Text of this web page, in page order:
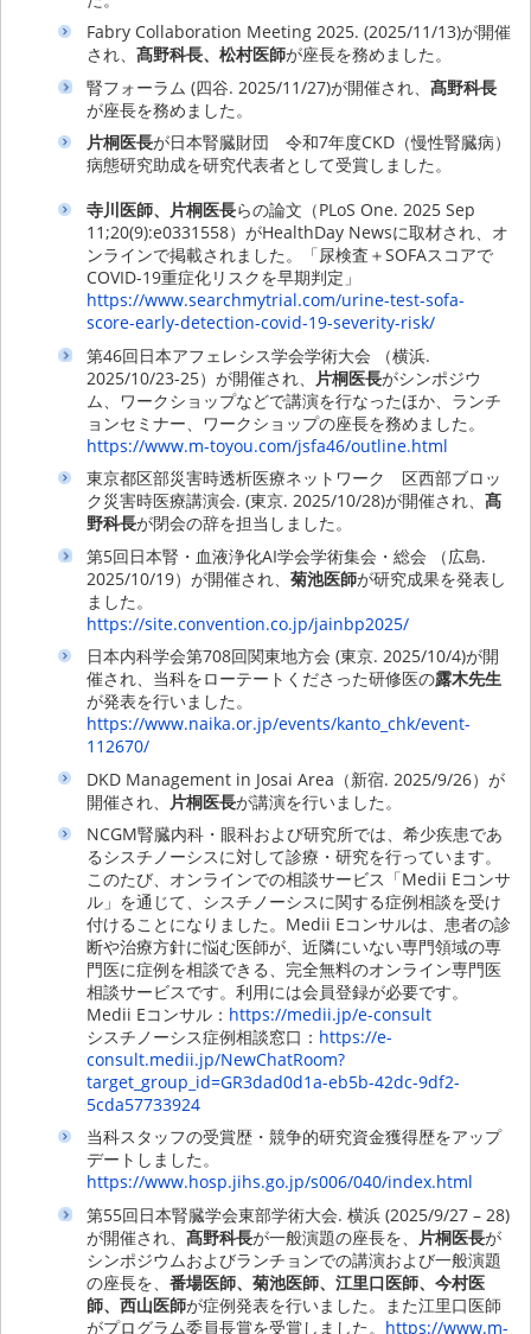
Fabry Collaboration Meeting 2025. (2025/11/13)が開催
され、髙野科長、松村医師が座長を務めました。
腎フォーラム (四谷. 2025/11/27)が開催され、髙野科長
が座長を務めました。
片桐医長が日本腎臓財団 令和7年度CKD（慢性腎臓病）
病態研究助成を研究代表者として受賞しました。
寺川医師、片桐医長らの論文（PLoS One. 2025 Sep
11;20(9):e0331558）がHealthDay Newsに取材され、オ
ンラインで掲載されました。「尿検査＋SOFAスコアで
COVID-19重症化リスクを早期判定」
https://www.searchmytrial.com/urine-test-sofa-
score-early-detection-covid-19-severity-risk/
第46回日本アフェレシス学会学術大会 （横浜.
2025/10/23-25）が開催され、 片桐医長がシンポジウ
ム、ワークショップなどで講演を行なったほか、ランチ
ョンセミナー、ワークショップの座長を務めました。
https://www.m-toyou.com/jsfa46/outline.html
東京都区部災害時透析医療ネットワーク 区西部ブロッ
ク災害時医療講演会. (東京. 2025/10/28)が開催され、髙
野科長が閉会の辞を担当しました。
第5回日本腎・血液浄化AI学会学術集会・総会 （広島.
2025/10/19）が開催され、菊池医師が研究成果を発表し
ました。
https://site.convention.co.jp/jainbp2025/
日本内科学会第708回関東地方会 (東京. 2025/10/4)が開
催され、当科をローテートくださった研修医の露木先生
が発表を行いました。
https://www.naika.or.jp/events/kanto_chk/event-
112670/
DKD Management in Josai Area（新宿. 2025/9/26）が
開催され、 片桐医長が講演を行いました。
NCGM腎臓内科・眼科および研究所では、希少疾患であ
るシスチノーシスに対して診療・研究を行っています。
このたび、オンラインでの相談サービス「Medii Eコンサ
ル」を通じて、シスチノーシスに関する症例相談を受け
付けることになりました。Medii Eコンサルは、患者の診
断や治療方針に悩む医師が、近隣にいない専門領域の専
門医に症例を相談できる、完全無料のオンライン専門医
相談サービスです。利用には会員登録が必要です。
Medii Eコンサル： https://medii.jp/e-consult
シスチノーシス症例相談窓口： https://e-
consult.medii.jp/NewChatRoom?
target_group_id=GR3dad0d1a-eb5b-42dc-9df2-
5cda57733924
当科スタッフの受賞歴・競争的研究資金獲得歴をアップ
デートしました。
https://www.hosp.jihs.go.jp/s006/040/index.html
第55回日本腎臓学会東部学術大会. 横浜 (2025/9/27 – 28)
が開催され、髙野科長が一般演題の座長を、 片桐医長が
シンポジウムおよびランチョンでの講演および一般演題
の座長を、番場医師、菊池医師、江里口医師、今村医
師、西山医師が症例発表を行いました。また江里口医師
がプログラム委員長賞を受賞しました。 https://www.m-